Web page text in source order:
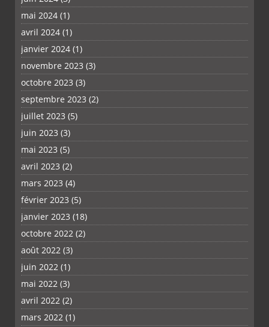
mai 2024 (1)
avril 2024 (1)
janvier 2024 (1)
novembre 2023 (3)
octobre 2023 (3)
septembre 2023 (2)
juillet 2023 (5)
juin 2023 (3)
mai 2023 (5)
avril 2023 (2)
mars 2023 (4)
février 2023 (5)
janvier 2023 (18)
octobre 2022 (2)
août 2022 (3)
juin 2022 (1)
mai 2022 (3)
avril 2022 (2)
mars 2022 (1)